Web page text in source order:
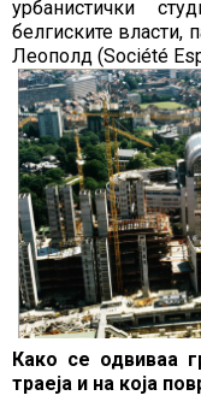
урбанистички
белгиските власти,
Леополд (Société
Како се одвиваа
траеја и на која